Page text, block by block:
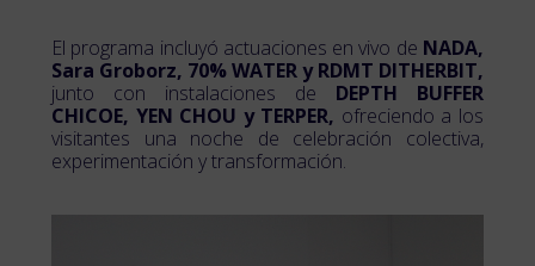
El programa incluyó actuaciones en vivo de NADA,
Sara Groborz, 70% WATER y RDMT DITHERBIT,
junto con instalaciones de DEPTH BUFFER
CHICOE, YEN CHOU y TERPER, ofreciendo a los
visitantes una noche de celebración colectiva,
experimentación y transformación.